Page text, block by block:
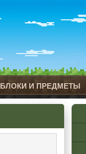
БЛОКИ И ПРЕДМЕТЫ